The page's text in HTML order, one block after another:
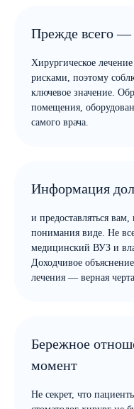
Прежде всего —
Хирургическое
рисками, поэтому
ключевое значение.
помещения,
самого врача.
Информация
и предоставляться
понимания виде. Не
медицинский ВУЗ и
Доходчивое
лечения — верная
Бережное
момент
Не секрет, что